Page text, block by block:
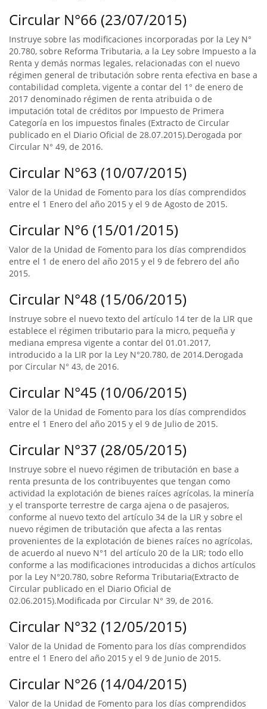
Circular N°66 (23/07/2015)
Instruye sobre las modificaciones incorporadas por la Ley N°
20.780, sobre Reforma Tributaria, a la Ley sobre Impuesto a la
Renta y demás normas legales, relacionadas con el nuevo
régimen general de tributación sobre renta efectiva en base a
contabilidad completa, vigente a contar del 1° de enero de
2017 denominado régimen de renta atribuida o de
imputación total de créditos por Impuesto de Primera
Categoría en los impuestos finales (Extracto de Circular
publicado en el Diario Oficial de 28.07.2015).Derogada por
Circular N° 49, de 2016.
Circular N°63 (10/07/2015)
Valor de la Unidad de Fomento para los días comprendidos
entre el 1 Enero del año 2015 y el 9 de Agosto de 2015.
Circular N°6 (15/01/2015)
Valor de la Unidad de Fomento para los días comprendidos
entre el 1 de enero del año 2015 y el 9 de febrero del año
2015.
Circular N°48 (15/06/2015)
Instruye sobre el nuevo texto del artículo 14 ter de la LIR que
establece el régimen tributario para la micro, pequeña y
mediana empresa vigente a contar del 01.01.2017,
introducido a la LIR por la Ley N°20.780, de 2014.Derogada
por Circular N° 43, de 2016.
Circular N°45 (10/06/2015)
Valor de la Unidad de Fomento para los días comprendidos
entre el 1 Enero del año 2015 y el 9 de Julio de 2015.
Circular N°37 (28/05/2015)
Instruye sobre el nuevo régimen de tributación en base a
renta presunta de los contribuyentes que tengan como
actividad la explotación de bienes raíces agrícolas, la minería
y el transporte terrestre de carga ajena o de pasajeros,
conforme al nuevo texto del artículo 34 de la LIR y sobre el
nuevo régimen de tributación que afecta a las rentas
provenientes de la explotación de bienes raíces no agrícolas,
de acuerdo al nuevo N°1 del artículo 20 de la LIR; todo ello
conforme a las modificaciones introducidas a dichos artículos
por la Ley N°20.780, sobre Reforma Tributaria(Extracto de
Circular publicado en el Diario Oficial de
02.06.2015).Modificada por Circular N° 39, de 2016.
Circular N°32 (12/05/2015)
Valor de la Unidad de Fomento para los días comprendidos
entre el 1 Enero del año 2015 y el 9 de Junio de 2015.
Circular N°26 (14/04/2015)
Valor de la Unidad de Fomento para los días comprendidos